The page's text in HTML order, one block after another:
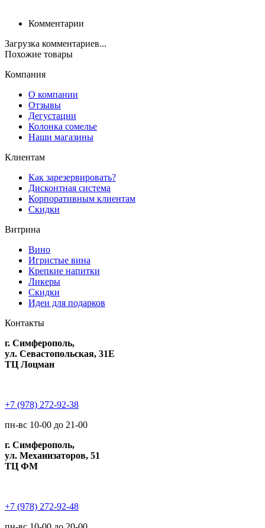
Комментарии
Загрузка комментариев...
Похожие товары
Компания
О компании
Отзывы
Дегустации
Колонка сомелье
Наши магазины
Клиентам
Как зарезервировать?
Дисконтная система
Корпоративным клиентам
Скидки
Витрина
Вино
Игристые вина
Крепкие напитки
Ликеры
Скидки
Идеи для подарков
Контакты
г. Симферополь,
ул. Севастопольская, 31Е
ТЦ Лоцман
+7 (978) 272-92-38
пн-вс 10-00 до 21-00
г. Симферополь,
ул. Механизаторов, 51
ТЦ ФМ
+7 (978) 272-92-48